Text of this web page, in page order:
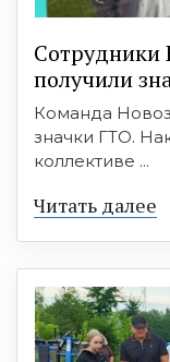
Сотрудники
получили
Команда
значки ГТО.
коллективе ...
Читать далее